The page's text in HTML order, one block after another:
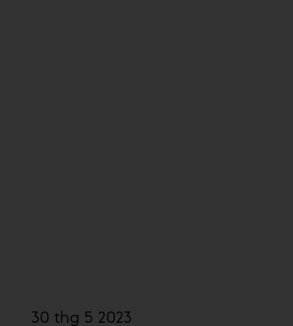
30 thg 5 2023